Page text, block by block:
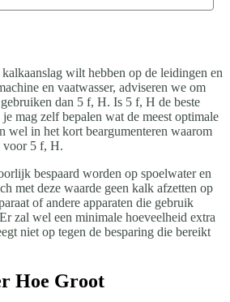
wilt hebben op de leidingen en
en vaatwasser, adviseren we om
dan 5 f, H. Is 5 f, H de beste
mag zelf bepalen wat de meest optimale
wel in het kort beargumenteren waarom
voor 5 f, H.
bespaard worden op spoelwater en
met deze waarde geen kalk afzetten op
of andere apparaten die gebruik
zal wel een minimale hoeveelheid extra
niet op tegen de besparing die bereikt
Hoe Groot